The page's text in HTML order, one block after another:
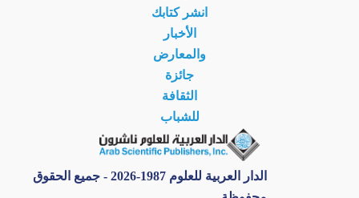
انشر كتابك
الأخبار
والمعارض
جائزة
الثقافة
للشباب
الدار العربية للعلوم 1987-2026 - جميع الحقوق